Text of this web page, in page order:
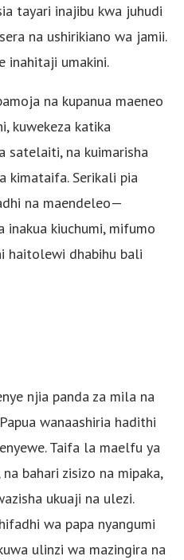
tayari inajibu kwa juhudi
na ushirikiano wa jamii.
inahitaji umakini.
na kupanua maeneo
kuwekeza katika
na kuimarisha
kimataifa. Serikali pia
na maendeleo—
inakua kiuchumi, mifumo
haitolewi dhabihu bali
njia panda za mila na
wanaashiria hadithi
Taifa la maelfu ya
bahari zisizo na mipaka,
ukuaji na ulezi.
wa papa nyangumi
ulinzi wa mazingira na